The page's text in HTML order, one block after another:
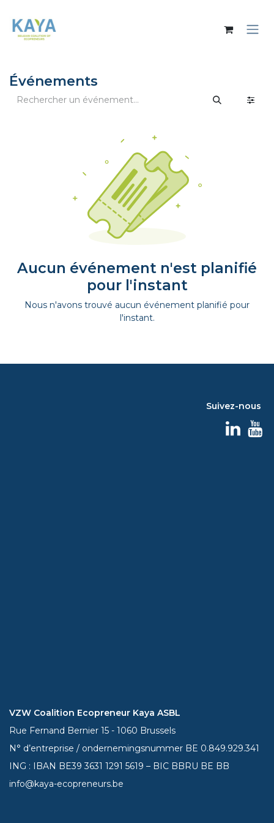
Événements
Aucun événement n'est planifié
pour l'instant
Nous n'avons trouvé aucun événement planifié pour
l'instant.
Suivez-nous
VZW Coalition Ecopreneur Kaya ASBL
Rue Fernand Bernier 15 - 1060 Brussels
N° d’entreprise / ondernemingsnummer BE 0.849.929.341
ING : IBAN BE393631 1291 5619 – BIC BBRU BE BB
info@kaya-ecopreneurs.be